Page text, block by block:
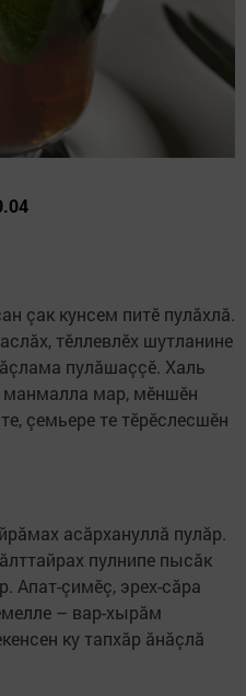
çак кунсем питӗ пулăхлă.
тӗллевлӗх шутланине
пулăшаççӗ. Халь
манмалла мар, мӗншӗн
çемьере те тӗрӗслесшӗн
асăрхануллă пулăр.
пулнипе пысăк
Апат-çимӗç, эрех-сăра
– вар-хырăм
ку тапхăр ăнăçлă